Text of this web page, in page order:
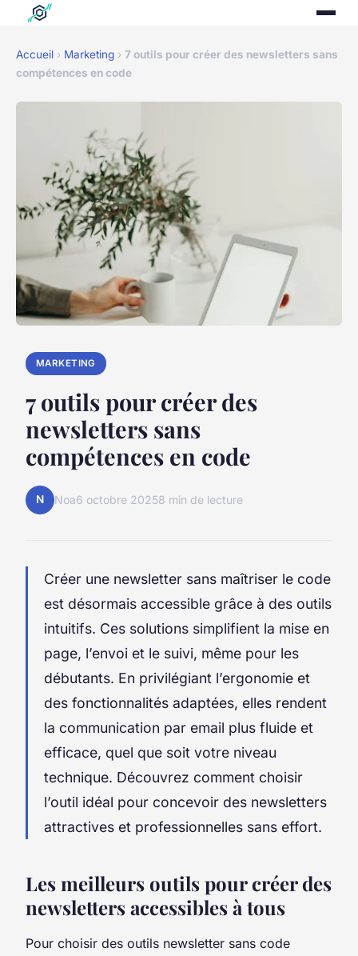
Accueil › Marketing › 7 outils pour créer des newsletters sans
compétences en code
MARKETING
7 outils pour créer des
newsletters sans
compétences en code
N Noa6 octobre 20258 min de lecture
Créer une newsletter sans maîtriser le code
est désormais accessible grâce à des outils
intuitifs. Ces solutions simplifient la mise en
page, l’envoi et le suivi, même pour les
débutants. En privilégiant l’ergonomie et
des fonctionnalités adaptées, elles rendent
la communication par email plus fluide et
efficace, quel que soit votre niveau
technique. Découvrez comment choisir
l’outil idéal pour concevoir des newsletters
attractives et professionnelles sans effort.
Les meilleurs outils pour créer des
newsletters accessibles à tous
Pour choisir des outils newsletter sans code